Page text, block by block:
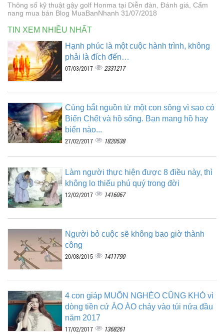
Thông số kỹ thuật gậy golf Honma tại Diễn đàn, Đánh giá, Cẩm
nang mua bán Blog MuaBanNhanh 31/07/2018
TIN XEM NHIỀU NHẤT
Hạnh phúc là một cuộc hành trình, không
phải là đích đến…
07/03/2017 2331217
Cùng bắt nguồn từ một con sông vì sao có
Biển Chết và hồ sống. Bạn mang hồ hay
biển nào...
27/02/2017 1820538
Làm người thực hiện được 8 điều này, thì
không lo thiếu phú quý trong đời
12/02/2017 1416067
Người bỏ cuộc sẽ không bao giờ thành
công
20/08/2015 1411790
4 con giáp MUỐN NGHÈO CŨNG KHÓ vì
dòng tiền cứ ÀO ÀO chảy vào túi nửa đầu
năm 2017
17/02/2017 1368261